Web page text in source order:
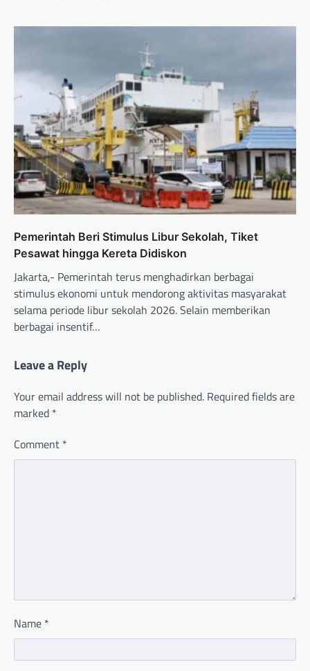
Pemerintah Beri Stimulus Libur Sekolah, Tiket
Pesawat hingga Kereta Didiskon
Jakarta,- Pemerintah terus menghadirkan berbagai
stimulus ekonomi untuk mendorong aktivitas masyarakat
selama periode libur sekolah 2026. Selain memberikan
berbagai insentif…
Leave a Reply
Your email address will not be published. Required fields are
marked *
Comment *
Name *